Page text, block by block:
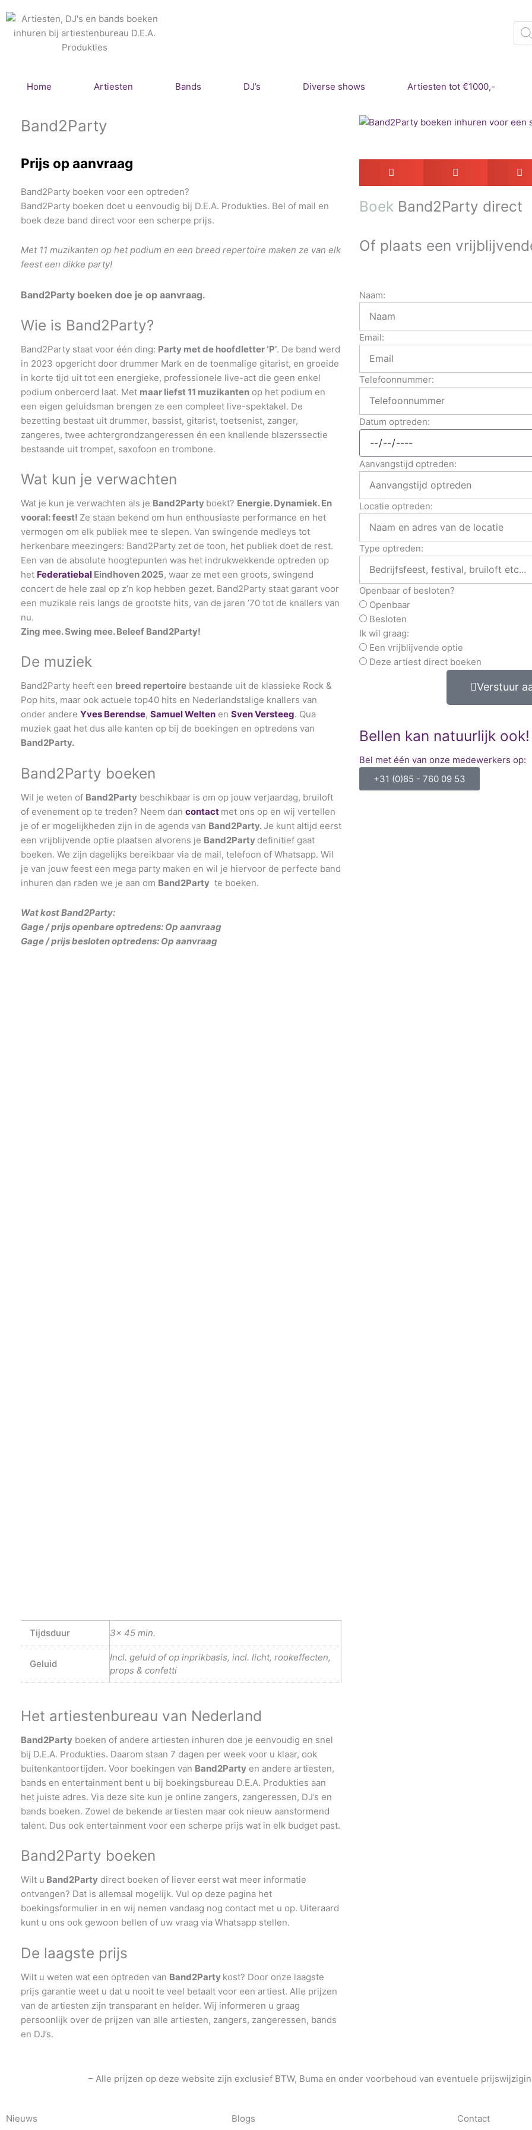
naar
Home Artiesten Bands DJ’s Diverse shows Artiesten tot €1000,-
Band2Party
Prijs op aanvraag
Band2Party boeken voor een optreden?
Band2Party boeken doet u eenvoudig bij D.E.A. Produkties. Bel of mail en
boek deze band direct voor een scherpe prijs.
Met 11 muzikanten op het podium en een breed repertoire maken ze van elk
feest een dikke party!
Band2Party boeken doe je op aanvraag.
Wie is Band2Party?
Band2Party staat voor één ding: Party met de hoofdletter ‘P’. De band werd
in 2023 opgericht door drummer Mark en de toenmalige gitarist, en groeide
in korte tijd uit tot een energieke, professionele live-act die geen enkel
podium onberoerd laat. Met maar liefst 11 muzikanten op het podium en
een eigen geluidsman brengen ze een compleet live-spektakel. De
bezetting bestaat uit drummer, bassist, gitarist, toetsenist, zanger,
zangeres, twee achtergrondzangeressen én een knallende blazerssectie
bestaande uit trompet, saxofoon en trombone.
Wat kun je verwachten
Wat je kun je verwachten als je Band2Party boekt? Energie. Dynamiek. En
vooral: feest! Ze staan bekend om hun enthousiaste performance en het
vermogen om elk publiek mee te slepen. Van swingende medleys tot
herkenbare meezingers: Band2Party zet de toon, het publiek doet de rest.
Een van de absolute hoogtepunten was het indrukwekkende optreden op
het Federatiebal Eindhoven 2025, waar ze met een groots, swingend
concert de hele zaal op z’n kop hebben gezet. Band2Party staat garant voor
een muzikale reis langs de grootste hits, van de jaren ’70 tot de knallers van
nu.
Zing mee. Swing mee. Beleef Band2Party!
De muziek
Band2Party heeft een breed repertoire bestaande uit de klassieke Rock &
Pop hits, maar ook actuele top40 hits en Nederlandstalige knallers van
onder andere Yves Berendse, Samuel Welten en Sven Versteeg. Qua
muziek gaat het dus alle kanten op bij de boekingen en optredens van
Band2Party.
Band2Party boeken
Wil je weten of Band2Party beschikbaar is om op jouw verjaardag, bruiloft
of evenement op te treden? Neem dan contact met ons op en wij vertellen
je of er mogelijkheden zijn in de agenda van Band2Party. Je kunt altijd eerst
een vrijblijvende optie plaatsen alvorens je Band2Party definitief gaat
boeken. We zijn dagelijks bereikbaar via de mail, telefoon of Whatsapp. Wil
je van jouw feest een mega party maken en wil je hiervoor de perfecte band
inhuren dan raden we je aan om Band2Party te boeken.
Wat kost Band2Party:
Gage / prijs openbare optredens: Op aanvraag
Gage / prijs besloten optredens: Op aanvraag
Tijdsduur 3x 45 min.
Geluid
Incl. geluid of op inprikbasis, incl. licht, rookeffecten,
props & confetti
Het artiestenbureau van Nederland
Band2Party boeken of andere artiesten inhuren doe je eenvoudig en snel
bij D.E.A. Produkties. Daarom staan 7 dagen per week voor u klaar, ook
buitenkantoortijden. Voor boekingen van Band2Party en andere artiesten,
bands en entertainment bent u bij boekingsbureau D.E.A. Produkties aan
het juiste adres. Via deze site kun je online zangers, zangeressen, DJ’s en
bands boeken. Zowel de bekende artiesten maar ook nieuw aanstormend
talent. Dus ook entertainment voor een scherpe prijs wat in elk budget past.
Band2Party boeken
Wilt u Band2Party direct boeken of liever eerst wat meer informatie
ontvangen? Dat is allemaal mogelijk. Vul op deze pagina het
boekingsformulier in en wij nemen vandaag nog contact met u op. Uiteraard
kunt u ons ook gewoon bellen of uw vraag via Whatsapp stellen.
De laagste prijs
Wilt u weten wat een optreden van Band2Party kost? Door onze laagste
prijs garantie weet u dat u nooit te veel betaalt voor een artiest. Alle prijzen
van de artiesten zijn transparant en helder. Wij informeren u graag
persoonlijk over de prijzen van alle artiesten, zangers, zangeressen, bands
en DJ’s.
Boek Band2Party direct
Of plaats een
Naam:
Email:
Telefoonnummer:
Datum optreden:
Aanvangstijd optreden:
Locatie optreden:
Type optreden:
Openbaar of besloten?
Openbaar
Besloten
Ik wil graag:
Een vrijblijvende optie
Deze artiest direct boeken
Verstuur
Bellen kan natuurlijk ook!
Bel met één van onze medewerkers op:
+31 (0)85 - 760 09 53
– Alle prijzen op deze website zijn exclusief BTW, Buma en onder voorbehoud van eventuele
Nieuws Blogs Contact